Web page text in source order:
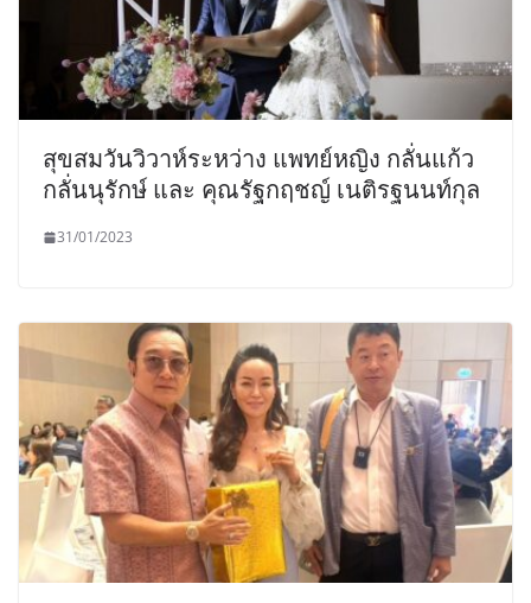
สุขสมวันวิวาห์ระหว่าง แพทย์หญิง กลั่นแก้ว
กลั่นนุรักษ์ และ คุณรัฐกฤชญ์ เนติรฐนนท์กุล
31/01/2023